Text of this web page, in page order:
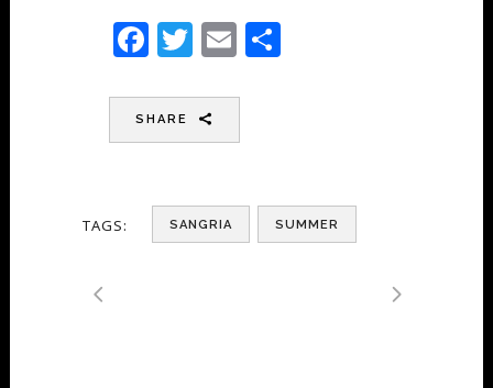
Facebook
TwitterEmail
SHARE
TAGS: SANGRIA SUMMER